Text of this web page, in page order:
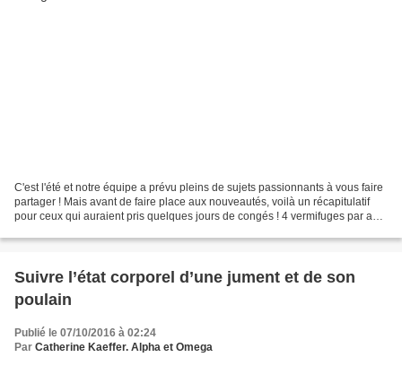
C'est l'été et notre équipe a prévu pleins de sujets passionnants à vous faire
partager ! Mais avant de faire place aux nouveautés, voilà un récapitulatif
pour ceux qui auraient pris quelques jours de congés ! 4 vermifuges par an
Suivre l’état corporel d’une jument et de son
poulain
Publié le 07/10/2016 à 02:24
Par Catherine Kaeffer. Alpha et Omega